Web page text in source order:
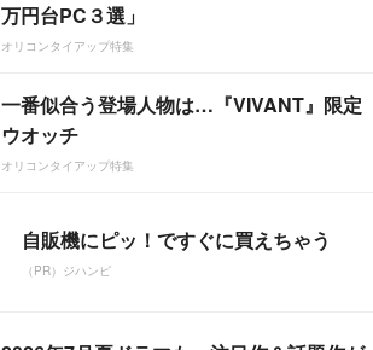
万円台PC３選」
オリコンタイアップ特集
一番似合う登場人物は…『VIVANT』限定
ウオッチ
オリコンタイアップ特集
自販機にピッ！ですぐに買えちゃう
（PR）ジハンピ